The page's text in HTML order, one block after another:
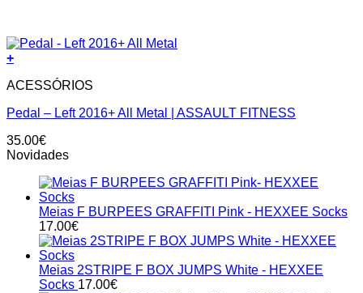
+
ACESSÓRIOS
Pedal – Left 2016+ All Metal | ASSAULT FITNESS
35.00€
Novidades
Meias F BURPEES GRAFFITI Pink - HEXXEE Socks
17.00€
Meias 2STRIPE F BOX JUMPS White - HEXXEE
Socks 17.00€